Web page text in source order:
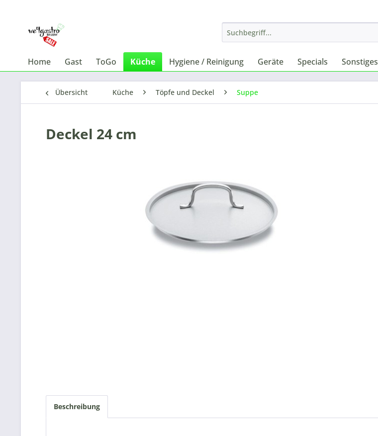
Home Gast ToGo Küche Hygiene / Reinigung Geräte Specials Sonstiges
Übersicht Küche Töpfe und Deckel Suppe
Deckel 24 cm
Beschreibung